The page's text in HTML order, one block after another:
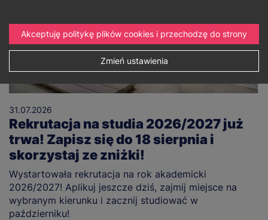
31.07.2026
Rekrutacja na studia 2026/2027 już
trwa! Zapisz się do 18 sierpnia i
skorzystaj ze zniżki!
Wystartowała rekrutacja na rok akademicki
2026/2027! Aplikuj jeszcze dziś, zajmij miejsce na
wybranym kierunku i zacznij studiować w
październiku!
Zmień ustawienia
Akceptuję politykę plików cookies i przechodzę do strony